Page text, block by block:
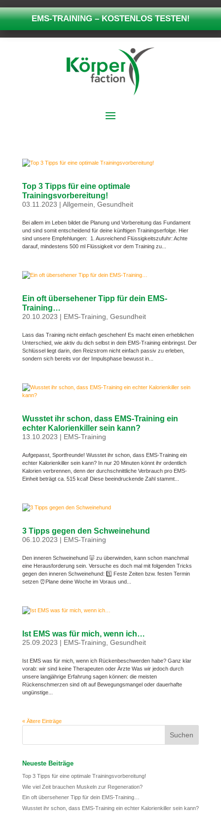
EMS-TRAINING – KOSTENLOS TESTEN!
Top 3 Tipps für eine optimale
Trainingsvorbereitung!
03.11.2023 | Allgemein Gesundheit
Bei allem im Leben bildet die Planung und Vorbereitung das Fundament
und sind somit entscheidend für deine künftigen Trainingserfolge. Hier
sind unsere Empfehlungen: 1. Ausreichend Flüssigkeitszufuhr: Achte
darauf, mindestens 500 ml Flüssigkeit vor dem Training zu...
Ein oft übersehener Tipp für dein EMS-
Training…
20.10.2023 | EMS-Training Gesundheit
Lass das Training nicht einfach geschehen! Es macht einen erheblichen
Unterschied, wie aktiv du dich selbst in dein EMS-Training einbringst. Der
Schlüssel liegt darin, den Reizstrom nicht einfach passiv zu erleben,
sondern sich bereits vor der Impulsphase bewusst in...
Wusstet ihr schon, dass EMS-Training ein
echter Kalorienkiller sein kann?
13.10.2023 | EMS-Training
Aufgepasst, Sportfreunde! Wusstet ihr schon, dass EMS-Training ein
echter Kalorienkiller sein kann? In nur 20 Minuten könnt ihr ordentlich
Kalorien verbrennen, denn der durchschnittliche Verbrauch pro EMS-
Einheit beträgt ca. 515 kcal! Diese beeindruckende Zahl stammt...
3 Tipps gegen den Schweinehund
06.10.2023 | EMS-Training
Den inneren Schweinehund 🐷 zu überwinden, kann schon manchmal
eine Herausforderung sein. Versuche es doch mal mit folgenden Tricks
gegen den inneren Schweinehund: 1️⃣ Feste Zeiten bzw. festen Termin
setzen ⏰Plane deine Woche im Voraus und...
Ist EMS was für mich, wenn ich…
25.09.2023 | EMS-Training Gesundheit
Ist EMS was für mich, wenn ich Rückenbeschwerden habe? Ganz klar
vorab: wir sind keine Therapeuten oder Ärzte Was wir jedoch durch
unsere langjährige Erfahrung sagen können: die meisten
Rückenschmerzen sind oft auf Bewegungsmangel oder dauerhafte
ungünstige...
« Ältere Einträge
Neueste Beiträge
Top 3 Tipps für eine optimale Trainingsvorbereitung!
Wie viel Zeit brauchen Muskeln zur Regeneration?
Ein oft übersehener Tipp für dein EMS-Training…
Wusstet ihr schon, dass EMS-Training ein echter Kalorienkiller sein kann?